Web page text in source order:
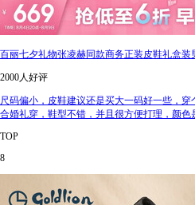
百丽七夕礼物张凌赫同款商务正装皮鞋礼盒装
2000人好评
尺码偏小，皮鞋建议还是买大一码好一些，
合婚礼穿，鞋型不错，并且很方便打理，颜色
TOP
8